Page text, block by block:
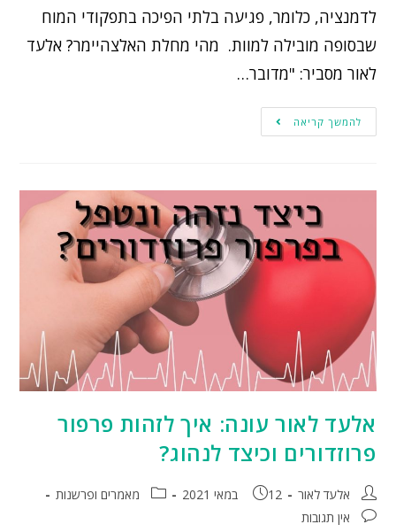
לדמנציה, כלומר, פגיעה בלתי הפיכה בתפקודי המוח
שבסופה מובילה למוות. מהי מחלת האלצהיימר? אלעד
לאור מסביר: "מדובר…
להמשך קריאה
אלעד לאור עונה: איך לזהות פרפור
פרוזדורים וכיצד לנהוג?
אלעד לאור 12 במאי 2021
מאמרים ופרשנות
אין תגובות